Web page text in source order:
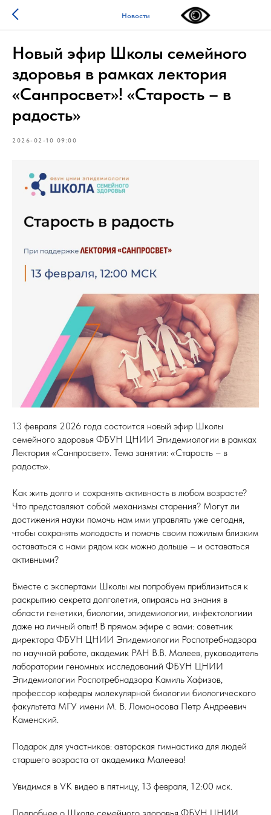
Новости
Новый эфир Школы семейного
здоровья в рамках лектория
«Санпросвет»! «Старость – в
радость»
2026-02-10 09:00
13 февраля 2026 года состоится новый эфир Школы
семейного здоровья ФБУН ЦНИИ Эпидемиологии в рамках
Лектория «Санпросвет». Тема занятия: «Старость – в
радость».
Как жить долго и сохранять активность в любом возрасте?
Что представляют собой механизмы старения? Могут ли
достижения науки помочь нам ими управлять уже сегодня,
чтобы сохранять молодость и помочь своим пожилым близким
оставаться с нами рядом как можно дольше – и оставаться
активными?
Вместе с экспертами Школы мы попробуем приблизиться к
раскрытию секрета долголетия, опираясь на знания в
области генетики, биологии, эпидемиологии, инфектологиии
даже на личный опыт! В прямом эфире с вами: советник
директора ФБУН ЦНИИ Эпидемиологии Роспотребнадзора
по научной работе, академик РАН В.В. Малеев, руководитель
лаборатории геномных исследований ФБУН ЦНИИ
Эпидемиологии Роспотребнадзора Камиль Хафизов,
профессор кафедры молекулярной биологии биологического
факультета МГУ имени М. В. Ломоносова Петр Андреевич
Каменский.
Подарок для участников: авторская гимнастика для людей
старшего возраста от академика Малеева!
Увидимся в VK видео в пятницу, 13 февраля, 12:00 мск.